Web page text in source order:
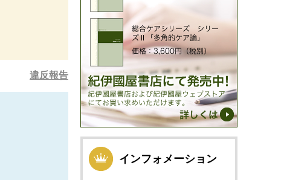
違反報告
インフォメーション